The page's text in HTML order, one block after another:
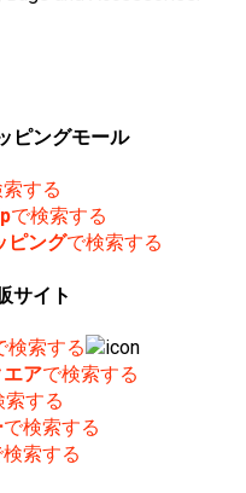
ピングモール
する
で検索する
ピングで検索する
サイト
検索する
アで検索する
索する
で検索する
検索する